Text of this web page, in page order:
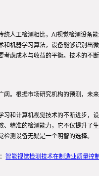
人工检测相比，AI视觉检测设备
机器学习算法，设备能够识别出
虑成本与收益的平衡。技术的不
。根据市场研究机构的预测，
和计算机视觉技术的不断进步，
精准的检测能力，它不仅提升
测设备无疑是一个明智的选择。
智能视觉检测技术在制造业质量控